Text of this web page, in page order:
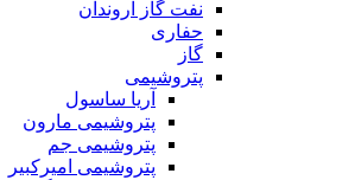
نفت گاز اروندان
حفاری
گاز
پتروشیمی
آریا ساسول
پتروشیمی مارون
پتروشیمی جم
پتروشیمی امیرکبیر